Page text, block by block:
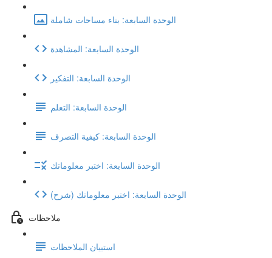
الوحدة السابعة: بناء مساحات شاملة
الوحدة السابعة: المشاهدة
الوحدة السابعة: التفكير
الوحدة السابعة: التعلم
الوحدة السابعة: كيفية التصرف
الوحدة السابعة: اختبر معلوماتك
(شرح) الوحدة السابعة: اختبر معلوماتك
ملاحظات
استبيان الملاحظات